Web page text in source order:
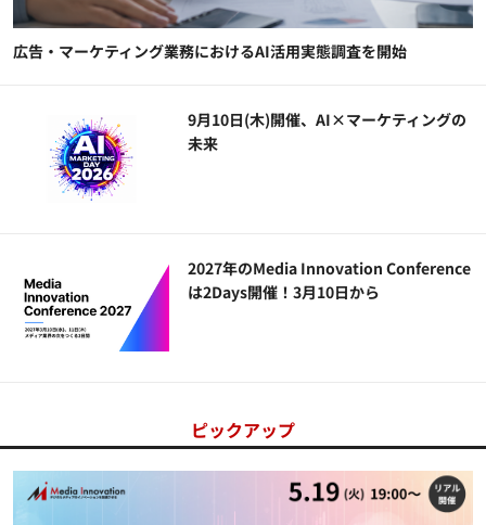
広告・マーケティング業務におけるAI活用実態調査を開始
9月10日(木)開催、AI×マーケティングの
未来
2027年のMedia Innovation Conference
は2Days開催！3月10日から
ピックアップ